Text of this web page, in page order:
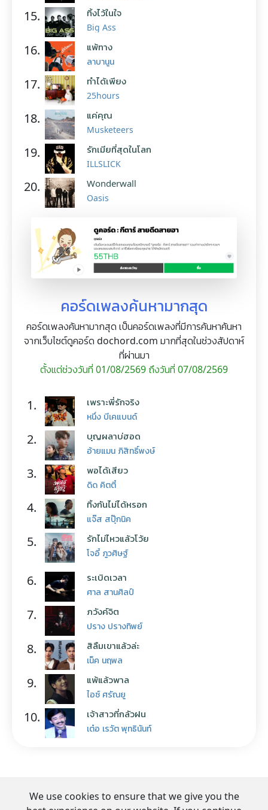
15. ทิ้งไว้ในใจ
Big Ass
16. แพ้ทาง
ลาบานูน
17. ทำได้เพียง
25hours
18. แค่คุณ
Musketeers
19. รักเมียที่สุดในโลก
ILLSLICK
20. Wonderwall
Oasis
คอร์ดเพลงค้นหามากสุด
คอร์ดเพลงค้นหามากสุด เป็นคอร์ดเพลงที่มีการค้นหาค้นหา
จากเว็บไซต์ดูคอร์ด dochord.com มากที่สุดในช่วงสัปดาห์
ที่ผ่านมา
ตั้งแต่ช่วงวันที่ 01/08/2569 ถึงวันที่ 07/08/2569
1. เพราะพี่รักจริง
หนึ่ง บีเคแบนด์
2. บุญผลาบ่ฮอด
อ้ายแมน ภิสิทธิ์พงษ์
3. พอได้เสียว
ดิด คิตตี้
4. ทิ้งกันไม่ได้หรอก
แจ๊ส สปุ๊กนิค
5. รักไม่ไหวแล้วโว้ย
โจอี้ ภูวศิษฐ์
6. ระเบิดเวลา
ศาล สานศิลป์
7. ภวังค์จิต
ปราง ปรางทิพย์
8. สิลืมเขาแล้วล่ะ
เน็ค นฤพล
9. แพ้แล้วพาล
ไอซ์ ศรัณยู
10. เจ้าสาวที่กลัวฝน
เต๋อ เรวัต พุทธินันท์
We use cookies to ensure that we give you the